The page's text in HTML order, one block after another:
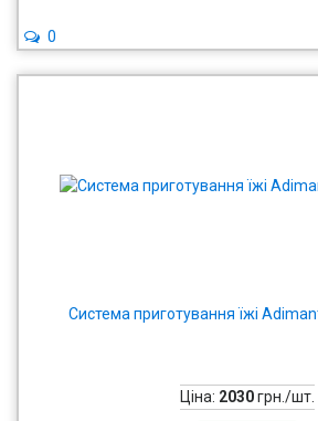
0
Система приготування їжі
Ціна: 2030грн./шт.